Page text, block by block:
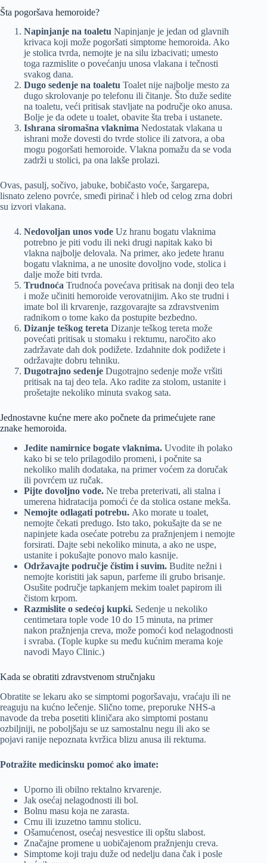
Šta pogoršava hemoroide?
Napinjanje na toaletu Napinjanje je jedan od glavnih
krivaca koji može pogoršati simptome hemoroida. Ako
je stolica tvrda, nemojte je na silu izbacivati; umesto
toga razmislite o povećanju unosa vlakana i tečnosti
svakog dana.
Dugo sedenje na toaletu Toalet nije najbolje mesto za
dugo skrolovanje po telefonu ili čitanje. Što duže sedite
na toaletu, veći pritisak stavljate na područje oko anusa.
Bolje je da odete u toalet, obavite šta treba i ustanete.
Ishrana siromašna vlaknima Nedostatak vlakana u
ishrani može dovesti do tvrde stolice ili zatvora, a oba
mogu pogoršati hemoroide. Vlakna pomažu da se voda
zadrži u stolici, pa ona lakše prolazi.
Ovas, pasulj, sočivo, jabuke, bobičasto voće, šargarepa,
lisnato zeleno povrće, smeđi pirinač i hleb od celog zrna dobri
su izvori vlakana.
Nedovoljan unos vode Uz hranu bogatu vlaknima
potrebno je piti vodu ili neki drugi napitak kako bi
vlakna najbolje delovala. Na primer, ako jedete hranu
bogatu vlaknima, a ne unosite dovoljno vode, stolica i
dalje može biti tvrda.
Trudnoća Trudnoća povećava pritisak na donji deo tela
i može učiniti hemoroide verovatnijim. Ako ste trudni i
imate bol ili krvarenje, razgovarajte sa zdravstvenim
radnikom o tome kako da postupite bezbedno.
Dizanje teškog tereta Dizanje teškog tereta može
povećati pritisak u stomaku i rektumu, naročito ako
zadržavate dah dok podižete. Izdahnite dok podižete i
održavajte dobru tehniku.
Dugotrajno sedenje Dugotrajno sedenje može vršiti
pritisak na taj deo tela. Ako radite za stolom, ustanite i
prošetajte nekoliko minuta svakog sata.
Jednostavne kućne mere ako počnete da primećujete rane
znake hemoroida.
Jedite namirnice bogate vlaknima. Uvodite ih polako
kako bi se telo prilagodilo promeni, i počnite sa
nekoliko malih dodataka, na primer voćem za doručak
ili povrćem uz ručak.
Pijte dovoljno vode. Ne treba preterivati, ali stalna i
umerena hidratacija pomoći će da stolica ostane mekša.
Nemojte odlagati potrebu. Ako morate u toalet,
nemojte čekati predugo. Isto tako, pokušajte da se ne
napinjete kada osećate potrebu za pražnjenjem i nemojte
forsirati. Dajte sebi nekoliko minuta, a ako ne uspe,
ustanite i pokušajte ponovo malo kasnije.
Održavajte područje čistim i suvim. Budite nežni i
nemojte koristiti jak sapun, parfeme ili grubo brisanje.
Osušite područje tapkanjem mekim toalet papirom ili
čistom krpom.
Razmislite o sedećoj kupki. Sedenje u nekoliko
centimetara tople vode 10 do 15 minuta, na primer
nakon pražnjenja creva, može pomoći kod nelagodnosti
i svraba. (Tople kupke su među kućnim merama koje
navodi Mayo Clinic.)
Kada se obratiti zdravstvenom stručnjaku
Obratite se lekaru ako se simptomi pogoršavaju, vraćaju ili ne
reaguju na kućno lečenje. Slično tome, preporuke NHS-a
navode da treba posetiti kliničara ako simptomi postanu
ozbiljniji, ne poboljšaju se uz samostalnu negu ili ako se
pojavi ranije nepoznata kvržica blizu anusa ili rektuma.
Potražite medicinsku pomoć ako imate:
Uporno ili obilno rektalno krvarenje.
Jak osećaj nelagodnosti ili bol.
Bolnu masu koja ne zarasta.
Crnu ili izuzetno tamnu stolicu.
Ošamućenost, osećaj nesvestice ili opštu slabost.
Značajne promene u uobičajenom pražnjenju creva.
Simptome koji traju duže od nedelju dana čak i posle